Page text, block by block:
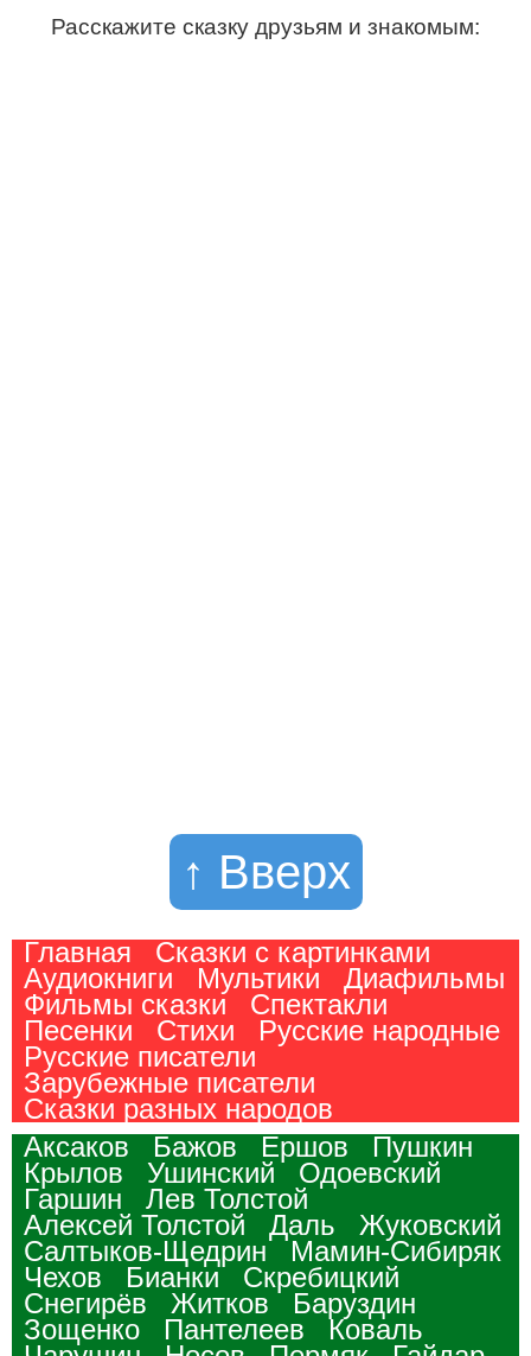
Расскажите сказку друзьям и знакомым:
↑ Вверх
Главная
Сказки с картинками
Аудиокниги
Мультики
Диафильмы
Фильмы сказки
Спектакли
Песенки
Стихи
Русские народные
Русские писатели
Зарубежные писатели
Сказки разных народов
Аксаков
Бажов Ершов
Пушкин
Крылов
Ушинский
Одоевский
Гаршин
Лев Толстой
Алексей Толстой
Даль
Жуковский
Салтыков-Щедрин
Мамин-Сибиряк
Чехов
Бианки
Скребицкий
Снегирёв
Житков
Баруздин
Зощенко
Пантелеев
Коваль